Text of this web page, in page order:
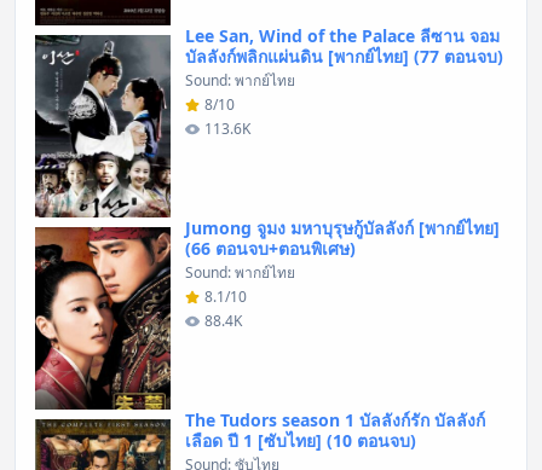
Lee San, Wind of the Palace ลีซาน จอม
บัลลังก์พลิกแผ่นดิน [พากย์ไทย] (77 ตอนจบ)
Sound: พากย์ไทย
8/10
113.6K
Jumong จูมง มหาบุรุษกู้บัลลังก์ [พากย์ไทย]
(66 ตอนจบ+ตอนพิเศษ)
Sound: พากย์ไทย
8.1/10
88.4K
The Tudors season 1 บัลลังก์รัก บัลลังก์
เลือด ปี 1 [ซับไทย] (10 ตอนจบ)
Sound: ซับไทย